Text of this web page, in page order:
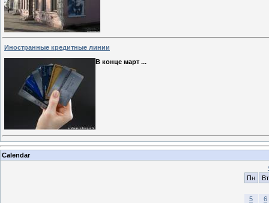
Иностранные кредитные линии
В конце март ...
Calendar
Пн
Вт
5
6